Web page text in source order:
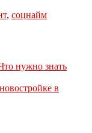
, соцнайм
нужно знать
в